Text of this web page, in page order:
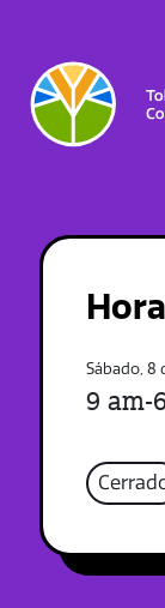
Sábado, 8
9 am-